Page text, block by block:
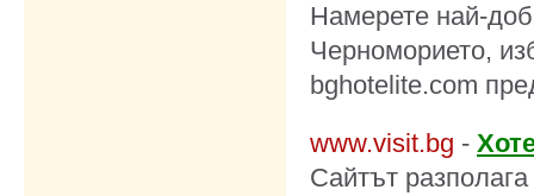
Намерете най-
Черноморието,
bghotelite.com
www.visit.bg -
Сайтът